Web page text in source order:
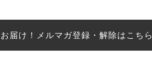
MADE TO ORDER
届け！メルマガ登録・解除はこちら